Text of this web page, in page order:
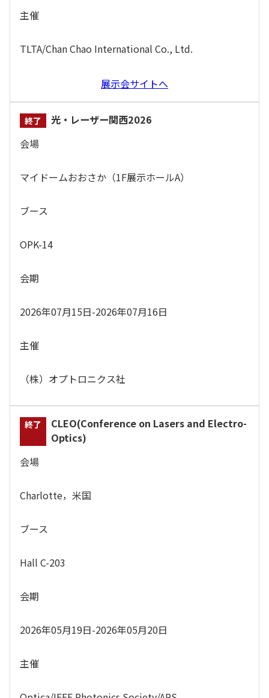
主催
TLTA/Chan Chao International Co., Ltd.
展示会サイトへ
光・レーザー関西2026
会場
マイドームおおさか（1F展示ホールA）
ブース
OPK-14
会期
2026年07月15日-2026年07月16日
主催
（株）オプトロニクス社
CLEO(Conference on Lasers and Electro-
Optics)
会場
Charlotte，米国
ブース
Hall C-203
会期
2026年05月19日-2026年05月20日
主催